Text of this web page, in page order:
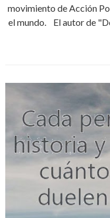
movimiento de Acción
el mundo. El autor de